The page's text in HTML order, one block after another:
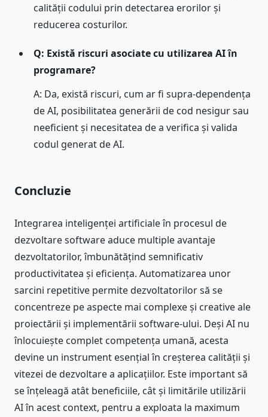
calității codului prin detectarea erorilor și
reducerea costurilor.
Q: Există riscuri asociate cu utilizarea AI în
programare?
A: Da, există riscuri, cum ar fi supra-dependența
de AI, posibilitatea generării de cod nesigur sau
neeficient și necesitatea de a verifica și valida
codul generat de AI.
Concluzie
Integrarea inteligenței artificiale în procesul de
dezvoltare software aduce multiple avantaje
dezvoltatorilor, îmbunătățind semnificativ
productivitatea și eficiența. Automatizarea unor
sarcini repetitive permite dezvoltatorilor să se
concentreze pe aspecte mai complexe și creative ale
proiectării și implementării software-ului. Deși AI nu
înlocuiește complet competența umană, acesta
devine un instrument esențial în creșterea calității și
vitezei de dezvoltare a aplicațiilor. Este important să
se înțeleagă atât beneficiile, cât și limitările utilizării
AI în acest context, pentru a exploata la maximum